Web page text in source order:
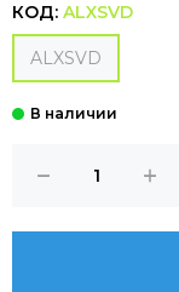
КОД: ALXSVD
ALXSVD